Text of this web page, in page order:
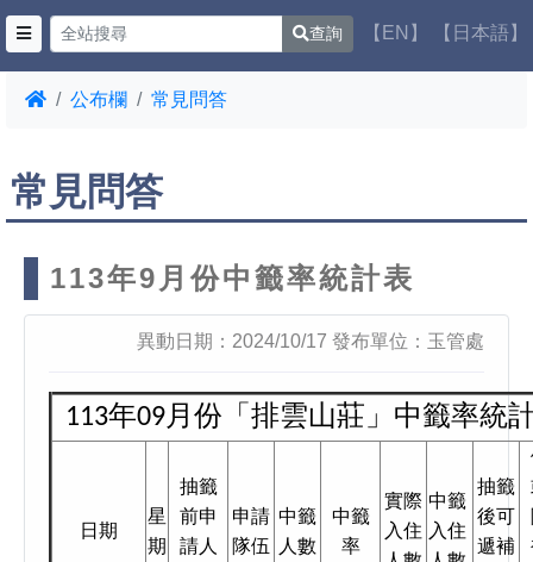
查詢 【EN】 【日本語】
公布欄 常見問答
常見問答
113年9月份中籤率統計表
異動日期：2024/10/17 發布單位：玉管處
113年09月份「排雲山莊」中籤率統
日期
星
期
抽籤
前申
請人
申請
隊伍
中籤
人數
中籤
率
實際
入住
中籤
入住
抽籤
後可
遞補